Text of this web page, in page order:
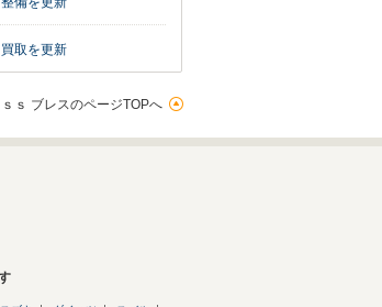
買取を更新
ｓｓ ブレスのページTOPへ